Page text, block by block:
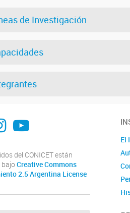
de Investigación
Youtube
del CONICET están
Creative Commons
2.5 Argentina License
El